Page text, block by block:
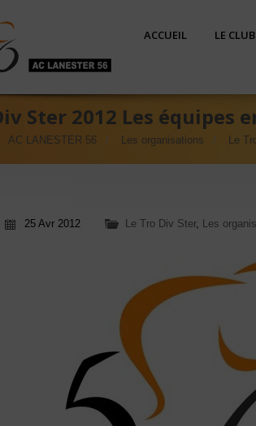
ACCUEIL LE CLUB
Ster 2012 Les équipes
AC LANESTER 56 Les organisations Le
25 Avr 2012 Le Tro Div Ster, Les